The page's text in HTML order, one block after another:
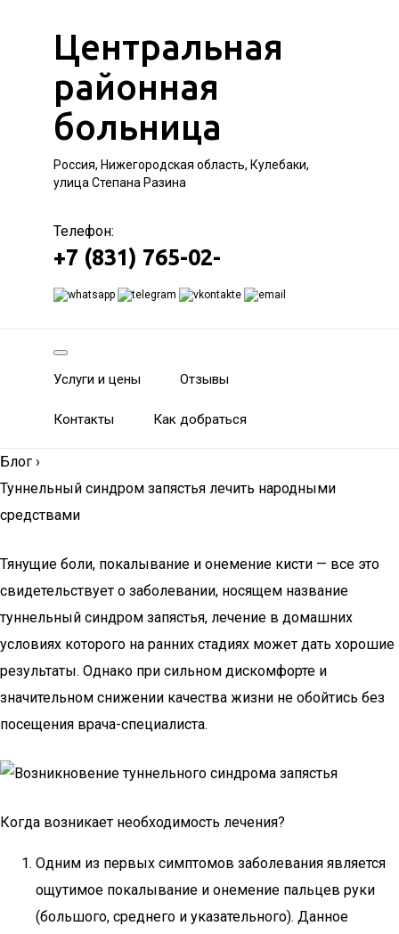
Центральная
районная
больница
Россия, Нижегородская область, Кулебаки,
улица Степана Разина
Телефон:
+7 (831) 765-02-
Услуги и цены Отзывы
Контакты Как добраться
Блог ›
Туннельный синдром запястья лечить народными
средствами
Тянущие боли, покалывание и онемение кисти — все это
свидетельствует о заболевании, носящем название
туннельный синдром запястья, лечение в домашних
условиях которого на ранних стадиях может дать хорошие
результаты. Однако при сильном дискомфорте и
значительном снижении качества жизни не обойтись без
посещения врача-специалиста.
Когда возникает необходимость лечения?
Одним из первых симптомов заболевания является
ощутимое покалывание и онемение пальцев руки
(большого, среднего и указательного). Данное